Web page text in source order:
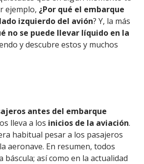
ejemplo, ¿Por qué el embarque
izquierdo del avión? Y, la más
no se puede llevar líquido en la
y descubre estos y muchos
antes del embarque
lleva a los inicios de la aviación.
habitual pesar a los pasajeros
aeronave. En resumen, todos
báscula; así como en la actualidad